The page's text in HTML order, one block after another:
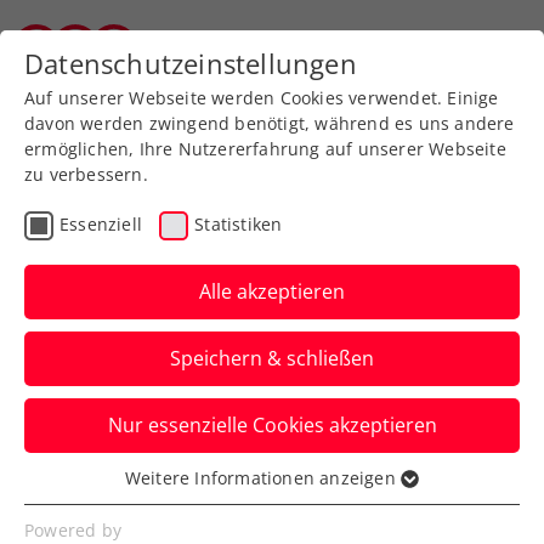
Rollstuhltennis
Rado Österreich setzt auf
Para-Tennisprofi
Langmann
Die Partnerschaft zwischen dem
Uhrenhersteller und dem ÖTV-Ass steht
im Zeichen von Präzision und Inklusion.
Verfasst von: Presseaussendung / Redaktion, 16.05.2025
Datenschutzeinstellungen
Auf unserer Webseite werden Cookies verwendet. Einige
davon werden zwingend benötigt, während es uns andere
ermöglichen, Ihre Nutzererfahrung auf unserer Webseite
zu verbessern.
Essenziell Statistiken
Alle akzeptieren
Speichern & schließen
Nur essenzielle Cookies akzeptieren
Essenziell
Essenzielle Cookies werden für grundlegende
Weitere Informationen anzeigen
Powered by